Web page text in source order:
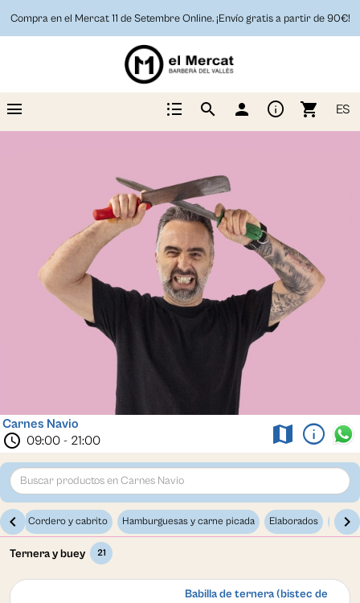
Compra en el Mercat 11 de Setembre Online. ¡Envío gratis a partir de 90€!
menu format_list_bulleted search person info shopping_cart ES
Carnes Navio
schedule 09:00 - 21:00 map info
chevron_left Cordero y cabrito Hamburguesas y carne picada Elaborados
Ternera y buey 21
Babilla de ternera (bistec de